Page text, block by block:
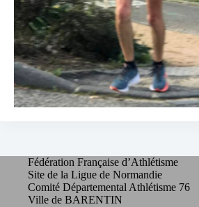
Fédération Française d’Athlétisme
Site de la Ligue de Normandie
Comité Départemental Athlétisme 76
Ville de BARENTIN